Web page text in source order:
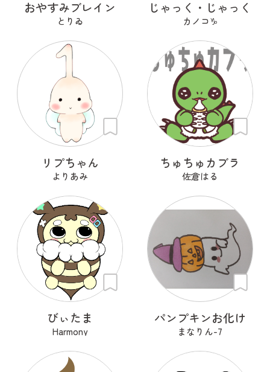
おやすみブレイン
とりゐ
じゃっく・じゃっく
カノコ♑
リプちゃん
よりあみ
ちゅちゅカブラ
佐倉はる
びぃたま
Harmony
パンプキンお化け
まなりん-7